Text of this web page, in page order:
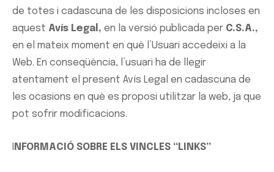
de totes i cadascuna de les disposicions incloses en
aquest Avís Legal, en la versió publicada per C.S.A.,
en el mateix moment en què l’Usuari accedeixi a la
Web. En conseqüència, l’usuari ha de llegir
atentament el present Avís Legal en cadascuna de
les ocasions en què es proposi utilitzar la web, ja que
pot sofrir modificacions.
NFORMACIÓ SOBRE ELS VINCLES “LINKS”